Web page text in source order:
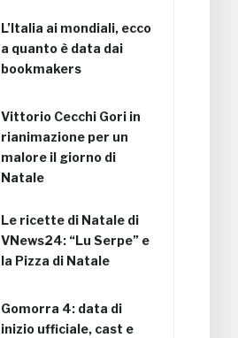
L’Italia ai mondiali, ecco
a quanto è data dai
bookmakers
Vittorio Cecchi Gori in
rianimazione per un
malore il giorno di
Natale
Le ricette di Natale di
VNews24: “Lu Serpe” e
la Pizza di Natale
Gomorra 4: data di
inizio ufficiale, cast e